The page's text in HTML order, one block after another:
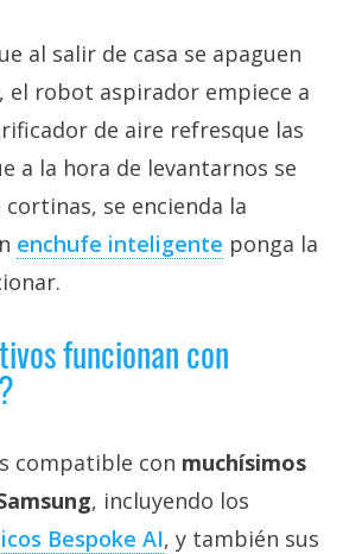
al salir de casa se apaguen
el robot aspirador empiece a
de aire refresque las
a la hora de levantarnos se
se encienda la
enchufe inteligente‎ ponga la
funcionan con
compatible con muchísimos
, incluyendo los
Bespoke AI‎, y también sus